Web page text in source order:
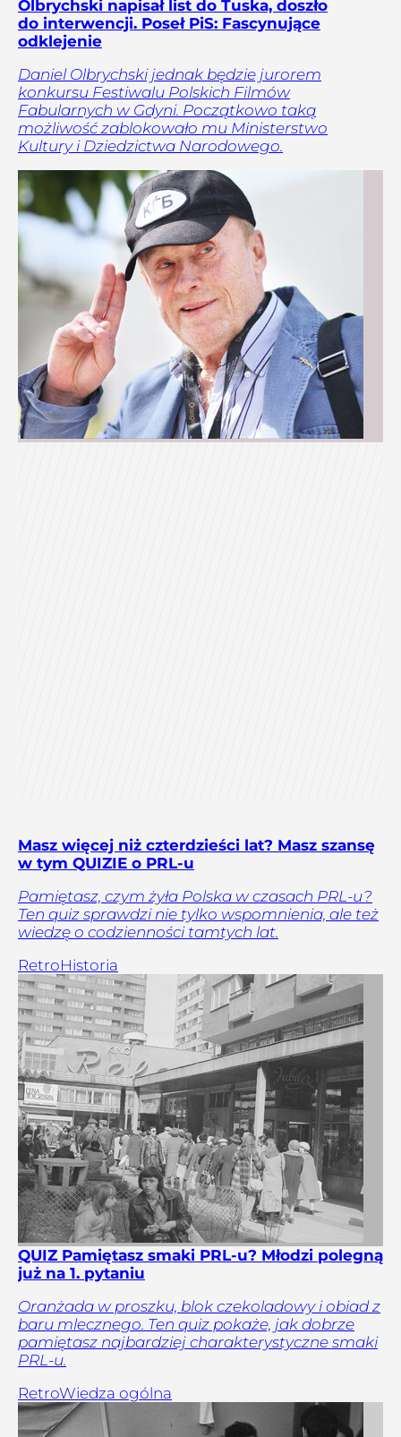
Olbrychski napisał list do Tuska, doszło
do interwencji. Poseł PiS: Fascynujące
odklejenie
Daniel Olbrychski jednak będzie jurorem
konkursu Festiwalu Polskich Filmów
Fabularnych w Gdyni. Początkowo taką
możliwość zablokowało mu Ministerstwo
Kultury i Dziedzictwa Narodowego.
Masz więcej niż czterdzieści lat? Masz szansę
w tym QUIZIE o PRL-u
Pamiętasz, czym żyła Polska w czasach PRL-u?
Ten quiz sprawdzi nie tylko wspomnienia, ale też
wiedzę o codzienności tamtych lat.
RetroHistoria
QUIZ Pamiętasz smaki PRL-u? Młodzi polegną
już na 1. pytaniu
Oranżada w proszku, blok czekoladowy i obiad z
baru mlecznego. Ten quiz pokaże, jak dobrze
pamiętasz najbardziej charakterystyczne smaki
PRL-u.
RetroWiedza ogólna